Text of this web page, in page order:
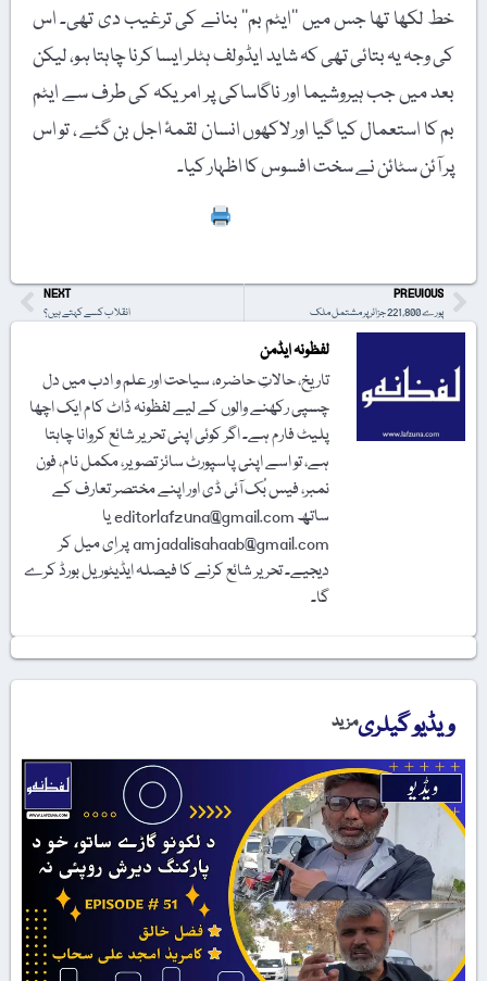
خط لکھا تھا جس میں ’’ایٹم بم‘‘ بنانے کی ترغیب دی تھی۔ اس
کی وجہ یہ بتائی تھی کہ شاید ایڈولف ہٹلر ایسا کرنا چاہتا ہو، لیکن
بعد میں جب ہیروشیما اور ناگاساکی پر امریکہ کی طرف سے ایٹم
بم کا استعمال کیا گیا اور لاکھوں انسان لقمۂ اجل بن گئے ، تو اس
پر آئن سٹائن نے سخت افسوس کا اظہار کیا۔
PREVIOUS
پورے 221,800 جزائر پر مشتمل ملک
NEXT
انقلاب کسے کہتے ہیں؟
لفظونہ ایڈمن
تاریخ، حالاتِ حاضرہ، سیاحت اور علم و ادب میں دل
چسپی رکھنے والوں کے لیے لفظونہ ڈاٹ کام ایک اچھا
پلیٹ فارم ہے۔ اگر کوئی اپنی تحریر شائع کروانا چاہتا
ہے، تو اسے اپنی پاسپورٹ سائز تصویر، مکمل نام، فون
نمبر، فیس بُک آئی ڈی اور اپنے مختصر تعارف کے
ساتھ editorlafzuna@gmail.com یا
amjadalisahaab@gmail.com پر اِی میل کر
دیجیے۔ تحریر شائع کرنے کا فیصلہ ایڈیٹوریل بورڈ کرے
گا۔
ویڈیو گیلریمزید